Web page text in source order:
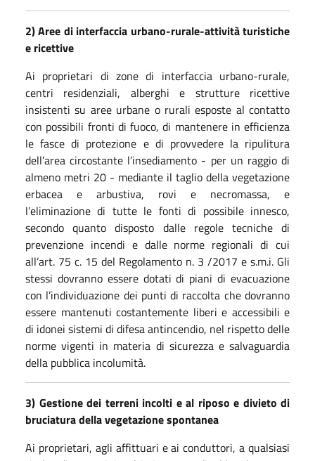
2) Aree di interfaccia urbano-rurale-attività turistiche
e ricettive
Ai proprietari di zone di interfaccia urbano-rurale,
centri residenziali, alberghi e strutture ricettive
insistenti su aree urbane o rurali esposte al contatto
con possibili fronti di fuoco, di mantenere in efficienza
le fasce di protezione e di provvedere la ripulitura
dell’area circostante l’insediamento - per un raggio di
almeno metri 20 - mediante il taglio della vegetazione
erbacea e arbustiva, rovi e necromassa, e
l’eliminazione di tutte le fonti di possibile innesco,
secondo quanto disposto dalle regole tecniche di
prevenzione incendi e dalle norme regionali di cui
all’art. 75 c. 15 del Regolamento n. 3 /2017 e s.m.i. Gli
stessi dovranno essere dotati di piani di evacuazione
con l’individuazione dei punti di raccolta che dovranno
essere mantenuti costantemente liberi e accessibili e
di idonei sistemi di difesa antincendio, nel rispetto delle
norme vigenti in materia di sicurezza e salvaguardia
della pubblica incolumità.
3) Gestione dei terreni incolti e al riposo e divieto di
bruciatura della vegetazione spontanea
Ai proprietari, agli affittuari e ai conduttori, a qualsiasi